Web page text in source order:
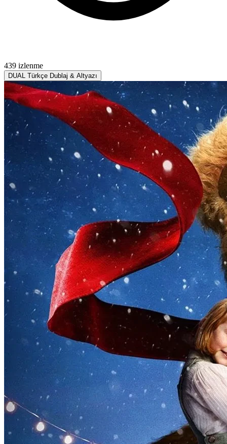
439 izlenme
DUAL Türkçe Dublaj & Altyazı